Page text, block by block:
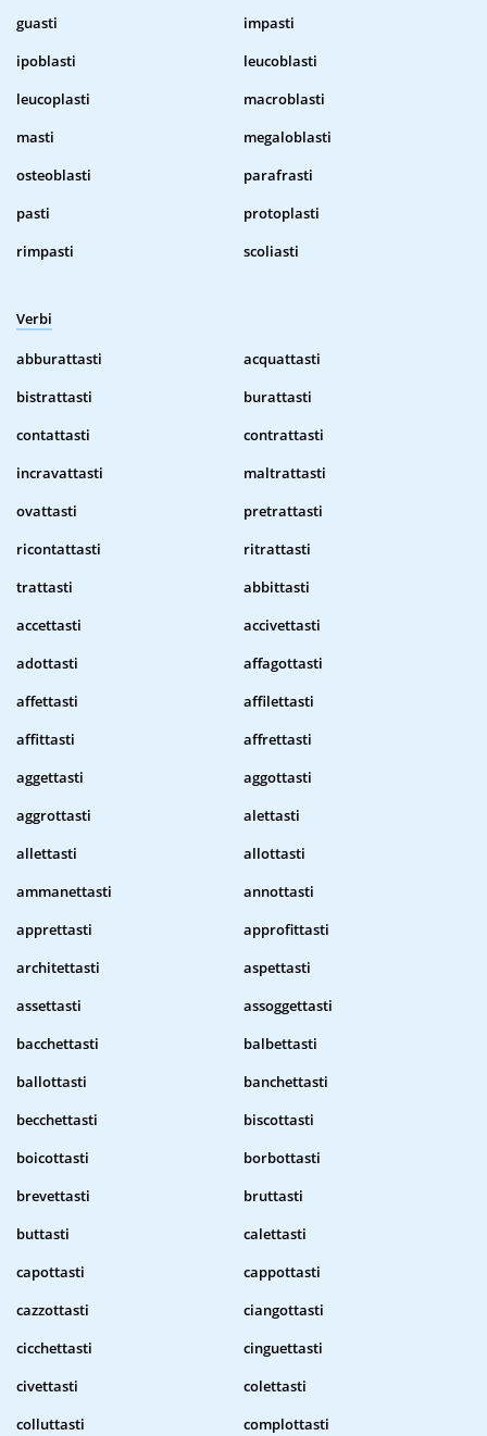
guasti
impasti
ipoblasti
leucoblasti
leucoplasti
macroblasti
masti
megaloblasti
osteoblasti
parafrasti
pasti
protoplasti
rimpasti
scoliasti
Verbi
abburattasti
acquattasti
bistrattasti
burattasti
contattasti
contrattasti
incravattasti
maltrattasti
ovattasti
pretrattasti
ricontattasti
ritrattasti
trattasti
abbittasti
accettasti
accivettasti
adottasti
affagottasti
affettasti
affilettasti
affittasti
affrettasti
aggettasti
aggottasti
aggrottasti
alettasti
allettasti
allottasti
ammanettasti
annottasti
apprettasti
approfittasti
architettasti
aspettasti
assettasti
assoggettasti
bacchettasti
balbettasti
ballottasti
banchettasti
becchettasti
biscottasti
boicottasti
borbottasti
brevettasti
bruttasti
buttasti
calettasti
capottasti
cappottasti
cazzottasti
ciangottasti
cicchettasti
cinguettasti
civettasti
colettasti
colluttasti
complottasti